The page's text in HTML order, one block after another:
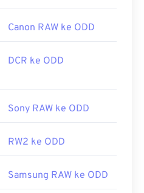
Canon RAW ke ODD
DCR ke ODD
Sony RAW ke ODD
RW2 ke ODD
Samsung RAW ke ODD